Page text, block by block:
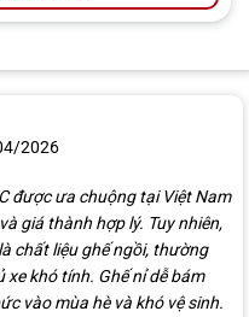
2026
được ưa chuộng tại Việt Nam
giá thành hợp lý. Tuy nhiên,
chất liệu ghế ngồi, thường
khó tính. Ghế nỉ dễ bám
vào mùa hè và khó vệ sinh.